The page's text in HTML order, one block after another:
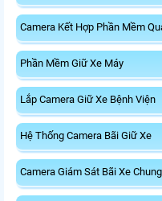
Camera Kết Hợp Phần Mềm
Phần Mềm Giữ Xe Máy
Lắp Camera Giữ Xe Bệnh Viện
Hệ Thống Camera Bãi Giữ Xe
Camera Giám Sát Bãi Xe